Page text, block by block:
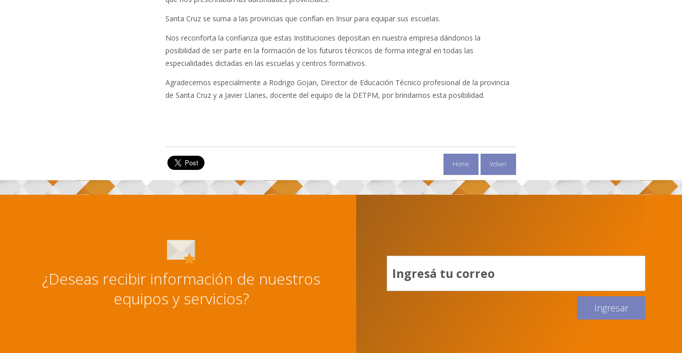
Santa Cruz se suma a las provincias que confían en Insur para equipar sus escuelas.
Nos reconforta la confianza que estas Instituciones depositan en nuestra empresa dándonos la
posibilidad de ser parte en la formación de los futuros técnicos de forma integral en todas las
especialidades dictadas en las escuelas y centros formativos.
Agradecemos especialmente a Rodrigo Gojan, Director de Educación Técnico profesional de la provincia
de Santa Cruz y a Javier Llanes, docente del equipo de la DETPM, por brindarnos esta posibilidad.
Home Volver
¿Deseas recibir información de nuestros
equipos y servicios?